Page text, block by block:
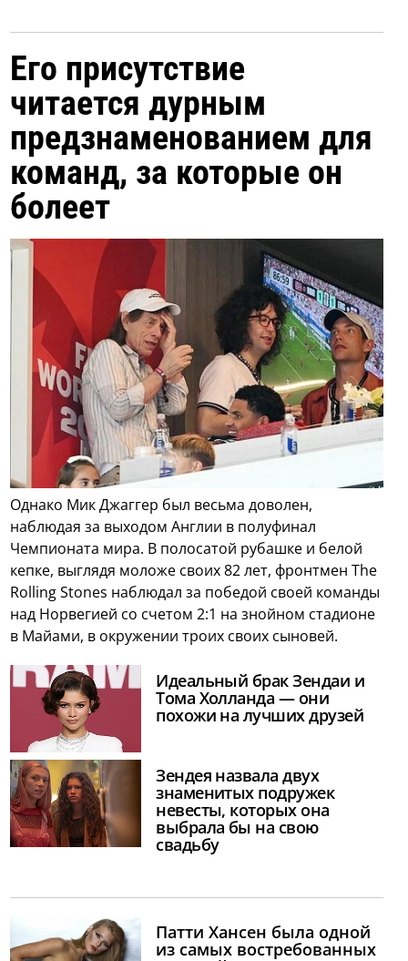
Его присутствие
читается дурным
предзнаменованием для
команд, за которые он
болеет
Однако Мик Джаггер был весьма доволен,
наблюдая за выходом Англии в полуфинал
Чемпионата мира. В полосатой рубашке и белой
кепке, выглядя моложе своих 82 лет, фронтмен The
Rolling Stones наблюдал за победой своей команды
над Норвегией со счетом 2:1 на знойном стадионе
в Майами, в окружении троих своих сыновей.
Идеальный брак Зендаи и
Тома Холланда — они
похожи на лучших друзей
Зендея назвала двух
знаменитых подружек
невесты, которых она
выбрала бы на свою
свадьбу
Патти Хансен была одной
из самых востребованных